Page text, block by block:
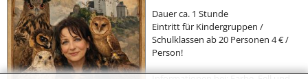
Dauer ca. 1 Stunde
Eintritt für Kindergruppen /
Schulklassen ab 20 Personen 4 € /
Person!